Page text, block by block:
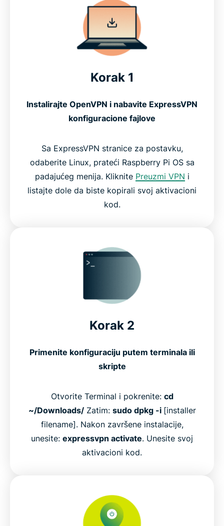
Korak 1
Instalirajte OpenVPN i nabavite ExpressVPN
konfiguracione fajlove
Sa ExpressVPN stranice za postavku,
odaberite Linux, prateći Raspberry Pi OS sa
padajućeg menija. Kliknite Preuzmi VPN i
listajte dole da biste kopirali svoj aktivacioni
kod.
Korak 2
Primenite konfiguraciju putem terminala ili
skripte
Otvorite Terminal i pokrenite: cd
~/Downloads/Zatim: sudo dpkg -i [installer
filename]. Nakon završene instalacije,
unesite: expressvpn activate. Unesite svoj
aktivacioni kod.